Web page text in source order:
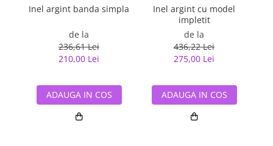
Inel argint banda simpla
de la
236,61 Lei
210,00 Lei
ADAUGA IN COS
Inel argint cu model
impletit
de la
436,22 Lei
275,00 Lei
ADAUGA IN COS